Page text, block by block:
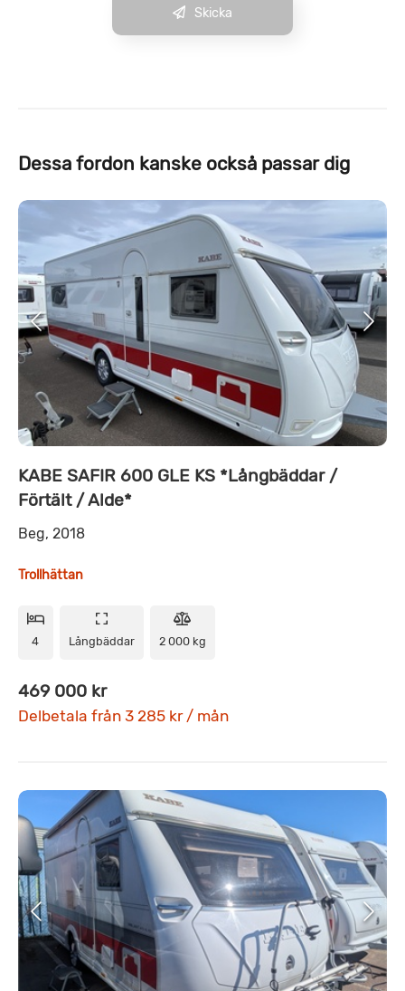
Skicka
Dessa fordon kanske också passar dig
KABE SAFIR 600 GLE KS *Långbäddar /
Förtält / Alde*
Beg, 2018
Trollhättan
4 Långbäddar 2 000 kg
469 000 kr
Delbetala från 3 285 kr / mån